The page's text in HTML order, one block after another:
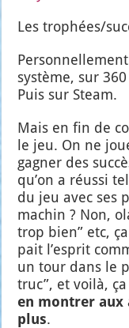
Les trophées/
sys­tème, sur
Puis sur Steam.
Mais en fin de
le jeu. On ne
gagner des
qu’on a réus­si
du jeu avec ses
machin ? Non,
trop bien” etc,
pait l’es­prit
un tour dans le
truc”, et voi­là,
en mon­trer aux
plus.